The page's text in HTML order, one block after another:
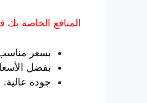
المنافع الخاصة
بسعر
بفضل
جودة عالية.